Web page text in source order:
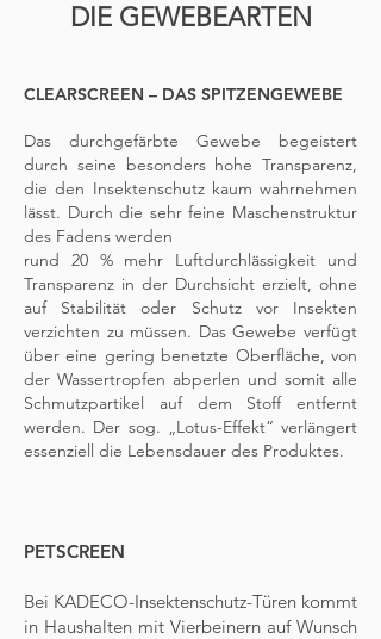
DIE GEWEBEARTEN
CLEARSCREEN – DAS SPITZENGEWEBE
Das durchgefärbte Gewebe begeistert
durch seine besonders hohe Transparenz,
die den Insektenschutz kaum wahrnehmen
lässt. Durch die sehr feine Maschenstruktur
des Fadens werden
rund 20 % mehr Luftdurchlässigkeit und
Transparenz in der Durchsicht erzielt, ohne
auf Stabilität oder Schutz vor Insekten
verzichten zu müssen. Das Gewebe verfügt
über eine gering benetzte Oberfläche, von
der Wassertropfen abperlen und somit alle
Schmutzpartikel auf dem Stoff entfernt
werden. Der sog. „Lotus-Effekt“ verlängert
essenziell die Lebensdauer des Produktes.
PETSCREEN
Bei KADECO-Insektenschutz-Türen kommt
in Haushalten mit Vierbeinern auf Wunsch